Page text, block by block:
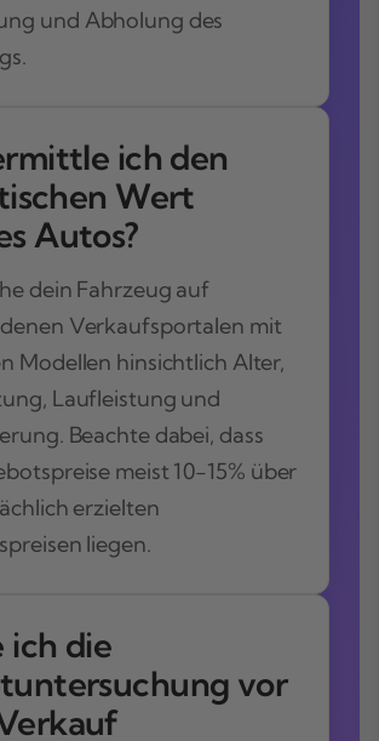
und Abholung des
ich den
Wert
Autos?
dein Fahrzeug auf
Verkaufsportalen mit
Modellen hinsichtlich Alter,
Laufleistung und
Beachte dabei, dass
meist 10-15% über
erzielten
liegen.
ich die
vor